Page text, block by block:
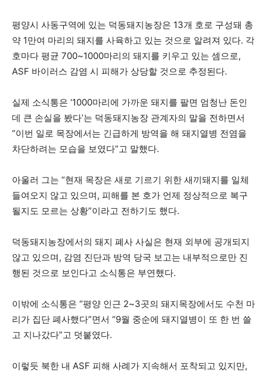
평양시 사동구역에 있는 덕동돼지농장은 13개 호로 구성돼 총
약 1만여 마리의 돼지를 사육하고 있는 것으로 알려져 있다. 각
호마다 평균 700~1000마리의 돼지를 키우고 있는 셈으로,
ASF 바이러스 감염 시 피해가 상당할 것으로 추정된다.
실제 소식통은 ‘1000마리에 가까운 돼지를 팔면 엄청난 돈인
데 큰 손실을 봤다’는 덕동돼지농장 관계자의 말을 전하면서
“이번 일로 목장에서는 긴급하게 방역을 해 돼지열병 전염을
차단하려는 모습을 보였다”고 말했다.
아울러 그는 “현재 목장은 새로 기르기 위한 새끼돼지를 일체
들여오지 않고 있으며, 피해를 본 호가 언제 정상적으로 복구
될지도 모르는 상황”이라고 전하기도 했다.
덕동돼지농장에서의 돼지 폐사 사실은 현재 외부에 공개되지
않고 있으며, 감염 진단과 방역 당국 보고는 내부적으로만 진
행된 것으로 보인다고 소식통은 부연했다.
이밖에 소식통은 “평양 인근 2~3곳의 돼지목장에서도 수천 마
리가 집단 폐사했다”면서 “9월 중순에 돼지열병이 또 한 번 쓸
고 지나갔다”고 덧붙였다.
이렇듯 북한 내 ASF 피해 사례가 지속해서 포착되고 있지만,